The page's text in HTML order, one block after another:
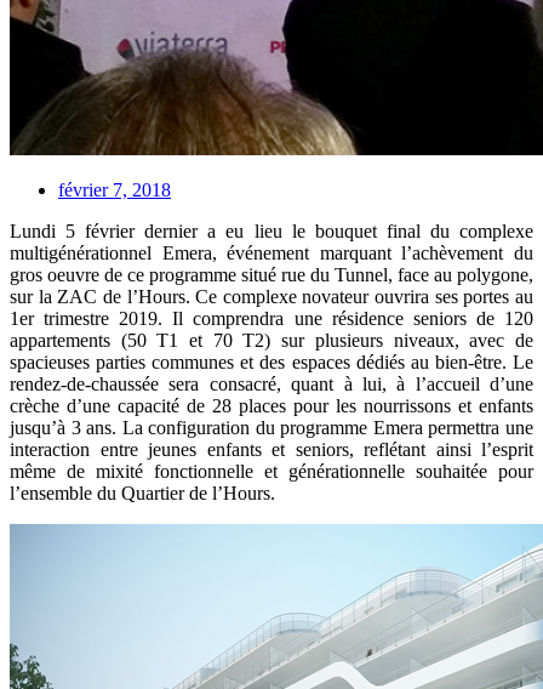
février 7, 2018
Lundi 5 février dernier a eu lieu le bouquet final du complexe
multigénérationnel Emera, événement marquant l’achèvement du
gros oeuvre de ce programme situé rue du Tunnel, face au polygone,
sur la ZAC de l’Hours. Ce complexe novateur ouvrira ses portes au
1er trimestre 2019. Il comprendra une résidence seniors de 120
appartements (50 T1 et 70 T2) sur plusieurs niveaux, avec de
spacieuses parties communes et des espaces dédiés au bien-être. Le
rendez-de-chaussée sera consacré, quant à lui, à l’accueil d’une
crèche d’une capacité de 28 places pour les nourrissons et enfants
jusqu’à 3 ans. La configuration du programme Emera permettra une
interaction entre jeunes enfants et seniors, reflétant ainsi l’esprit
même de mixité fonctionnelle et générationnelle souhaitée pour
l’ensemble du Quartier de l’Hours.